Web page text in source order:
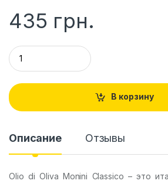
435 грн.
Q
u
a
t
i
В корзину
Описание Отзывы
Olio di Oliva Monini Classico – это